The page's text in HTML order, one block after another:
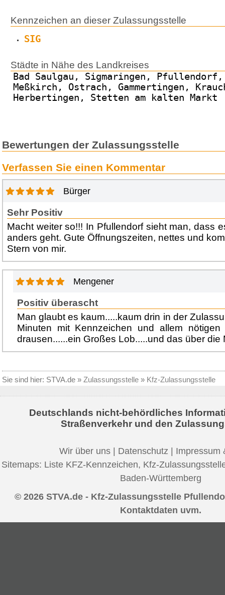
Kennzeichen an dieser Zulassungsstelle
SIG
Städte in Nähe des Landkreises
Bad Saulgau, Sigmaringen, Pfullendorf,
Meßkirch, Ostrach, Gammertingen,
Herbertingen, Stetten am kalten Markt
Bewertungen der Zulassungsstelle
Verfassen Sie einen Kommentar
Bürger
Sehr Positiv
Macht weiter so!!! In Pfullendorf sieht man, dass
anders geht. Gute Öffnungszeiten, nettes und
Stern von mir.
Mengener
Positiv überascht
Man glaubt es kaum.....kaum drin in der
Minuten mit Kennzeichen und allem nötigen
drausen......ein Großes Lob.....und das über die
Sie sind hier: STVA.de » Zulassungsstelle » Kfz-Zulassungsstelle
Deutschlands nicht-behördliches
Straßenverkehr und den
Wir über uns | Datenschutz | Impressum
Sitemaps: Liste KFZ-Kennzeichen, Kfz-
Baden-Württemberg
© 2026 STVA.de - Kfz-Zulassungsstelle
Kontaktdaten uvm.